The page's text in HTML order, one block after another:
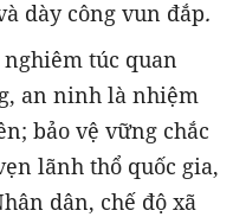
dày công vun đắp.
túc quan
an ninh là nhiệm
bảo vệ vững chắc
lãnh thổ quốc gia,
dân, chế độ xã